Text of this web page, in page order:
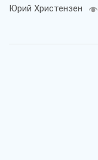
Юрий Христензен